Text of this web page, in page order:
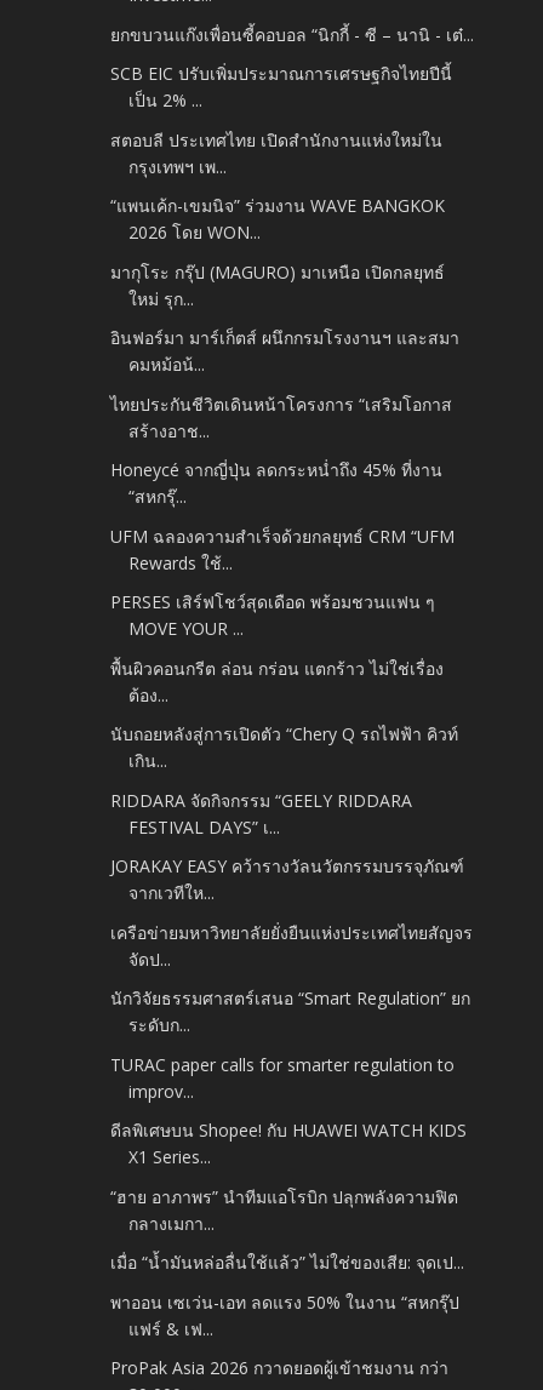
ยกขบวนแก๊งเพื่อนซี้คอบอล “นิกกี้ - ซี – นานิ - เต๋...
SCB EIC ปรับเพิ่มประมาณการเศรษฐกิจไทยปีนี้
เป็น 2% ...
สตอบลี ประเทศไทย เปิดสำนักงานแห่งใหม่ใน
กรุงเทพฯ เพ...
“แพนเค้ก-เขมนิจ” ร่วมงาน WAVE BANGKOK
2026 โดย WON...
มากุโระ กรุ๊ป (MAGURO) มาเหนือ เปิดกลยุทธ์
ใหม่ รุก...
อินฟอร์มา มาร์เก็ตส์ ผนึกกรมโรงงานฯ และสมา
คมหม้อน้...
ไทยประกันชีวิตเดินหน้าโครงการ “เสริมโอกาส
สร้างอาช...
Honeycé จากญี่ปุ่น ลดกระหน่ำถึง 45% ที่งาน
“สหกรุ๊...
UFM ฉลองความสำเร็จด้วยกลยุทธ์ CRM “UFM
Rewards ใช้...
PERSES เสิร์ฟโชว์สุดเดือด พร้อมชวนแฟน ๆ
MOVE YOUR ...
พื้นผิวคอนกรีต ล่อน กร่อน แตกร้าว ไม่ใช่เรื่อง
ต้อง...
นับถอยหลังสู่การเปิดตัว “Chery Q รถไฟฟ้า คิวท์
เกิน...
RIDDARA จัดกิจกรรม “GEELY RIDDARA
FESTIVAL DAYS” เ...
JORAKAY EASY คว้ารางวัลนวัตกรรมบรรจุภัณฑ์
จากเวทีให...
เครือข่ายมหาวิทยาลัยยั่งยืนแห่งประเทศไทยสัญจร
จัดป...
นักวิจัยธรรมศาสตร์เสนอ “Smart Regulation” ยก
ระดับก...
TURAC paper calls for smarter regulation to
improv...
ดีลพิเศษบน Shopee! กับ HUAWEI WATCH KIDS
X1 Series...
“ฮาย อาภาพร” นำทีมแอโรบิก ปลุกพลังความฟิต
กลางเมกา...
เมื่อ “น้ำมันหล่อลื่นใช้แล้ว” ไม่ใช่ของเสีย: จุดเป...
พาออน เซเว่น-เอท ลดแรง 50% ในงาน “สหกรุ๊ป
แฟร์ & เฟ...
ProPak Asia 2026 กวาดยอดผู้เข้าชมงาน กว่า